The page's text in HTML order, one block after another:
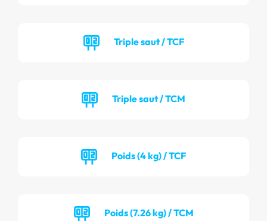
Triple saut / TCF
Triple saut / TCM
Poids (4 kg) / TCF
Poids (7.26 kg) / TCM